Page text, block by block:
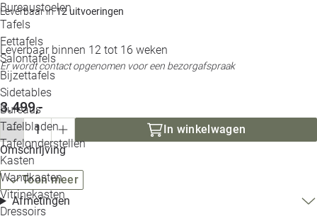
Bureaustoelen
Tafels
Eettafels
Salontafels
Bijzettafels
Sidetables
Bureaus
Tafelbladen
Tafelonderstellen
Kasten
Wandkasten
Vitrinekasten
Dressoirs
Leverbaar in12 uitvoeringen
Leverbaar binnen 12 tot 16 weken
Er wordt contact opgenomen voor een bezorgafspraak
3.499,-
In winkelwagen
Omschrijving
Toon meer
Afmetingen